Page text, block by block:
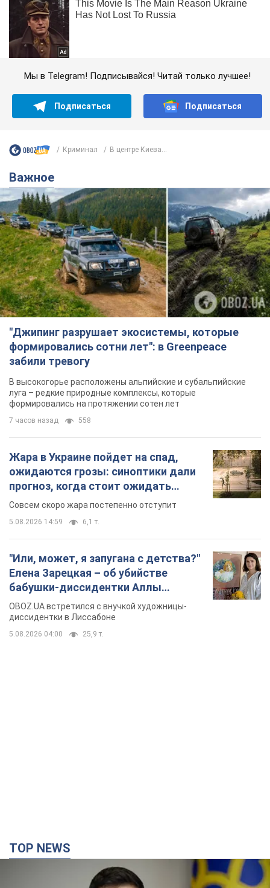
Мы в Telegram! Подписывайся! Читай только лучшее!
Подписаться Подписаться
Криминал В центре Киева...
Важное
"Джипинг разрушает экосистемы, которые
формировались сотни лет": в Greenpeace
забили тревогу
В высокогорье расположены альпийские и субальпийские
луга – редкие природные комплексы, которые
формировались на протяжении сотен лет
7 часов назад 558
Жара в Украине пойдет на спад,
ожидаются грозы: синоптики дали
прогноз, когда стоит ожидать
изменения погоды
Совсем скоро жара постепенно отступит
5.08.2026 14:59 6,1 т.
"Или, может, я запугана с детства?"
Елена Зарецкая – об убийстве
бабушки-диссидентки Аллы
Горской, критике сына Стуса и
бегстве в Португалию с пятью
детьми
OBOZ.UA встретился с внучкой художницы-
диссидентки в Лиссабоне
5.08.2026 04:00 25,9 т.
TOP NEWS